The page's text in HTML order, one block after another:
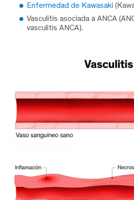
Enfermedad de Kawasaki
Vasculitis asociada a ANCA
vasculitis ANCA).